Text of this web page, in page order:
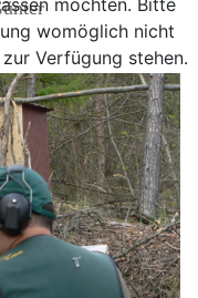
möchten. Bitte
womöglich nicht
Verfügung stehen.